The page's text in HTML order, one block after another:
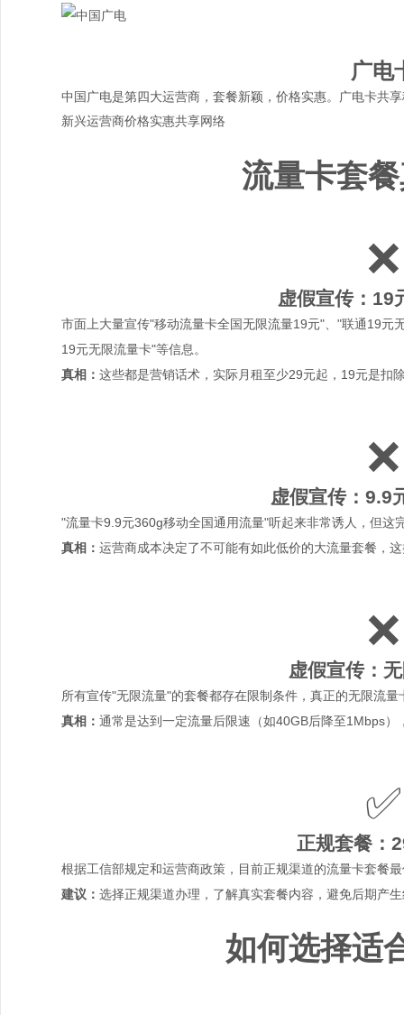
广电
中国广电是第四大运营商，套餐新颖，价格实惠。广电卡共
新兴运营商价格实惠共享网络
流量卡套
❌
虚假宣传：19
市面上大量宣传"移动流量卡全国无限流量19元"、"联通19元
19元无限流量卡"等信息。
真相： 这些都是营销话术，实际月租至少29元起，19元是扣
❌
虚假宣传：9.9
"流量卡9.9元360g移动全国通用流量"听起来非常诱人，但这
真相： 运营商成本决定了不可能有如此低价的大流量套餐，
❌
虚假宣传：
所有宣传"无限流量"的套餐都存在限制条件，真正的无限流量
真相： 通常是达到一定流量后限速（如40GB后降至1Mbps
✅
正规套餐：
根据工信部规定和运营商政策，目前正规渠道的流量卡套餐
建议： 选择正规渠道办理，了解真实套餐内容，避免后期产
如何选择适